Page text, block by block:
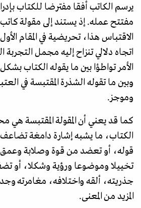
يرسم الكاتب أفقا مفترضا للكتاب
مفتتح عمله. إذ يستند إلى مقولة
الاقتباس هذا، تحريضية في المقام
اتجاه دلالي تنزاح إليه مجمل التجربة
الأمر تواطؤا بين ما يقوله الكتاب
وبين ما تقوله الشذرة المقتبسة في
وموجز.
كما قد يعني أن المقولة المقتبسة
الكتاب، ما يشبه إشارة دامغة
قوله، أو تعضد من قوة وصلابة وعمق
تخييلا وموضوعا ورؤية وشكلا، أو
جذريته، ألقه واختلافه، مغامرته
المزيد من المعنى.